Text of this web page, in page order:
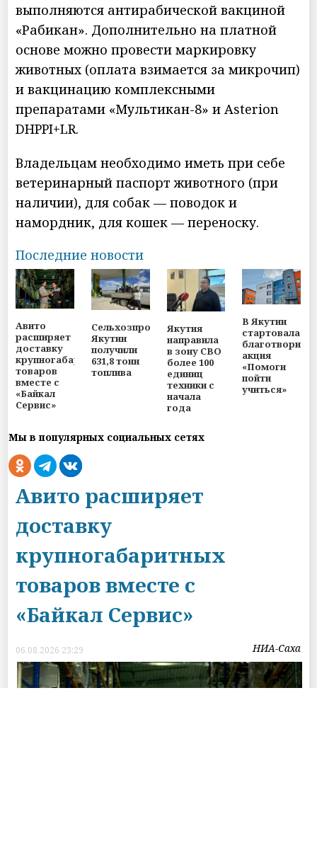
выполняются антирабической вакциной
«Рабикан». Дополнительно на платной
основе можно провести маркировку
животных (оплата взимается за микрочип)
и вакцинацию комплексными
препаратами «Мультикан-8» и Asterion
DHPPI+LR.
Владельцам необходимо иметь при себе
ветеринарный паспорт животного (при
наличии), для собак — поводок и
намордник, для кошек — переноску.
Последние новости
Авито
расширяет
доставку
крупногабаритных
товаров
вместе с
«Байкал
Сервис»
Сельхозпроизводители
Якутии
получили
631,8 тонн
топлива
Якутия
направила
в зону СВО
более 100
единиц
техники с
начала
года
В Якутии
стартовала
акция
«Помоги
пойти
учиться»
Мы в популярных социальных сетях
Авито расширяет
доставку
крупногабаритных
товаров вместе с
«Байкал Сервис»
06.08.2026 23:29 НИА-Саха